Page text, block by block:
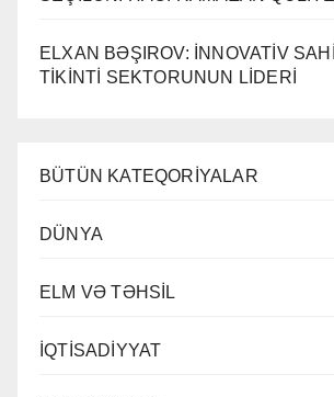
ELXAN BƏŞIROV: İNNOVATİV
TİKİNTİ SEKTORUNUN LİDERİ
BÜTÜN KATEQORİYALAR
DÜNYA
ELM VƏ TƏHSİL
İQTİSADİYYAT